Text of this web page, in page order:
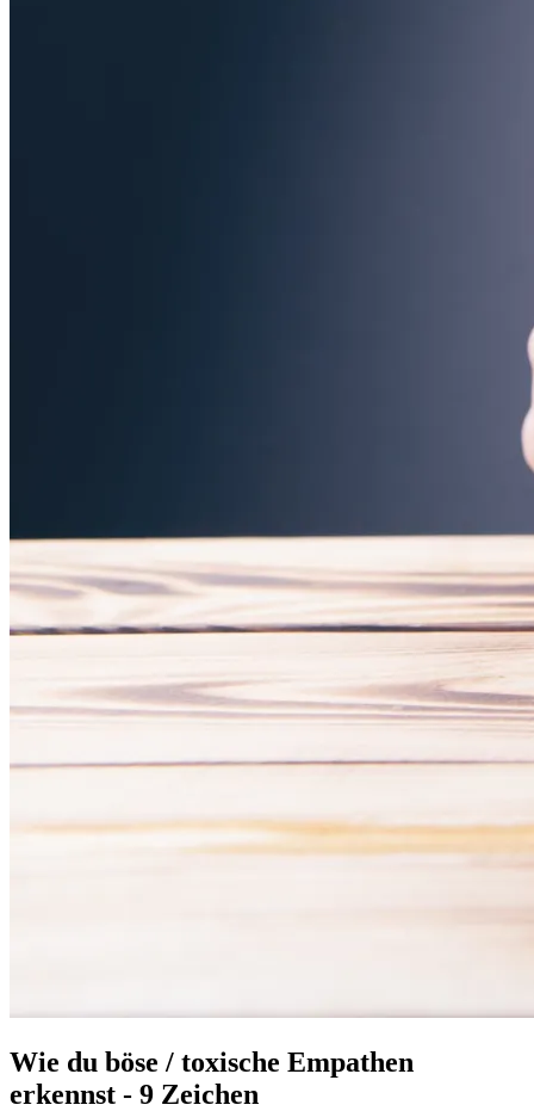
Wie du böse / toxische Empathen
erkennst - 9 Zeichen